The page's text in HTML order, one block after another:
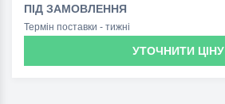
ПІД ЗАМОВЛЕННЯ
Термін поставки - тижні
УТОЧНИТИ ЦІНУ